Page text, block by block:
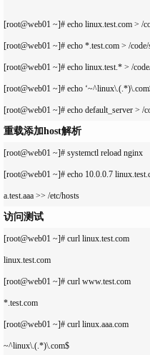
[root@web01 ~]# echo linux.test.com > /
[root@web01 ~]# echo *.test.com > /
[root@web01 ~]# echo linux.test.* > /
[root@web01 ~]# echo
重载添加host解析
[root@web01 ~]# systemctl reload nginx
[root@web01 ~]# echo 10.0.0.7
访问测试
[root@web01 ~]# curl linux.test.com
linux.test.com
[root@web01 ~]# curl www.test.com
*.test.com
[root@web01 ~]# curl linux.aaa.com
~^linux\.(.*)\.com$